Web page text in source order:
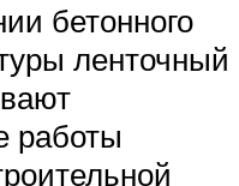
бетонного
ленточный
работы